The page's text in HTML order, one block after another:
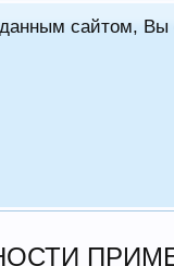
сайтом,